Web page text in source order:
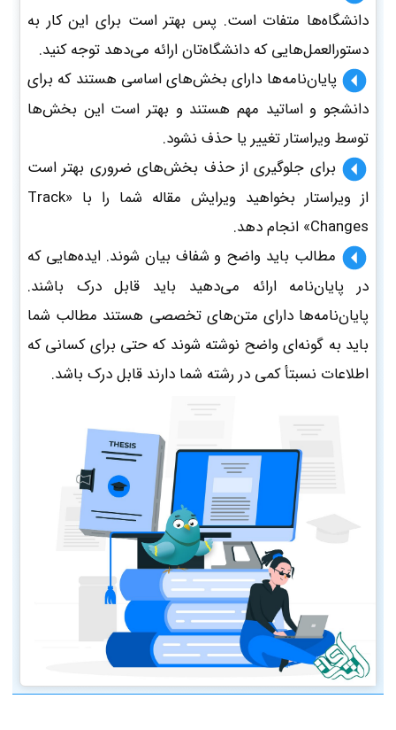
دانشگاه‌ها متفات است. پس بهتر است برای این کار به
دستورالعمل‌هایی که دانشگاه‌تان ارائه می‌دهد توجه کنید.
پایان‌نامه‌ها دارای بخش‌های اساسی هستند که برای
دانشجو و اساتید مهم هستند و بهتر است این بخش‌ها
توسط ویراستار تغییر یا حذف نشود.
برای جلوگیری از حذف بخش‌های ضروری بهتر است
از ویراستار بخواهید ویرایش مقاله شما را با «Track
Changes» انجام دهد.
مطالب باید واضح و شفاف بیان شوند. ایده‌هایی که
در پایان‌نامه ارائه می‌دهید باید قابل درک باشند.
پایان‌نامه‌ها دارای متن‌های تخصصی هستند مطالب شما
باید به گونه‌ای واضح نوشته شوند که حتی برای کسانی که
اطلاعات نسبتأ کمی در رشته شما دارند قابل درک باشد.